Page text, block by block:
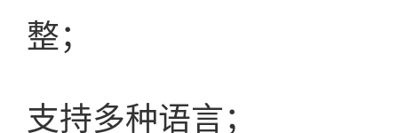
整；
支持多种语言；